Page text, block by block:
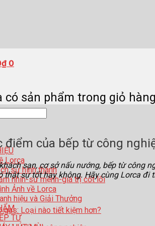
Lorca
sử hình thành
nhìn-sứ mệnh-giá trị cốt lõi
Ảnh về Lorca
hiệu và Giải Thưởng
TỪ
₫ 0
có sản phẩm trong giỏ
điểm của bếp từ công
sạn, cơ sở nấu nướng, bếp từ công
thật sự tốt hay không. Hãy cùng Lorca đi
gas: Loại nào tiết kiệm hơn?